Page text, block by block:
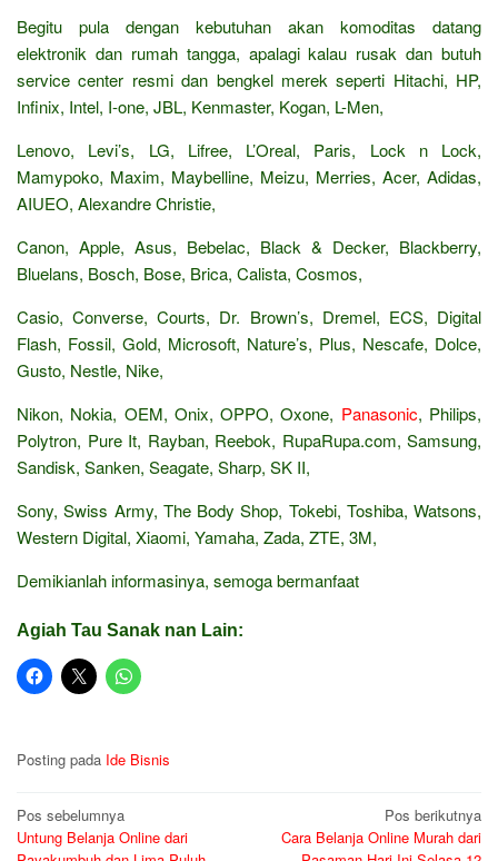
Begitu pula dengan kebutuhan akan komoditas datang
elektronik dan rumah tangga, apalagi kalau rusak dan butuh
service center resmi dan bengkel merek seperti Hitachi, HP,
Infinix, Intel, I-one, JBL, Kenmaster, Kogan, L-Men,
Lenovo, Levi’s, LG, Lifree, L’Oreal, Paris, Lock n Lock,
Mamypoko, Maxim, Maybelline, Meizu, Merries, Acer, Adidas,
AIUEO, Alexandre Christie,
Canon, Apple, Asus, Bebelac, Black & Decker, Blackberry,
Bluelans, Bosch, Bose, Brica, Calista, Cosmos,
Casio, Converse, Courts, Dr. Brown’s, Dremel, ECS, Digital
Flash, Fossil, Gold, Microsoft, Nature’s, Plus, Nescafe, Dolce,
Gusto, Nestle, Nike,
Nikon, Nokia, OEM, Onix, OPPO, Oxone, Panasonic, Philips,
Polytron, Pure It, Rayban, Reebok, RupaRupa.com, Samsung,
Sandisk, Sanken, Seagate, Sharp, SK II,
Sony, Swiss Army, The Body Shop, Tokebi, Toshiba, Watsons,
Western Digital, Xiaomi, Yamaha, Zada, ZTE, 3M,
Demikianlah informasinya, semoga bermanfaat
Agiah Tau Sanak nan Lain:
Posting pada Ide Bisnis
Navigasi
pos
Pos sebelumnya
Untung Belanja Online dari
Pos berikutnya
Cara Belanja Online Murah dari